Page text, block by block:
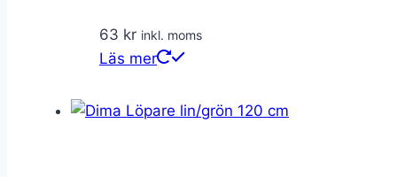
63 kr inkl. moms
Läs mer